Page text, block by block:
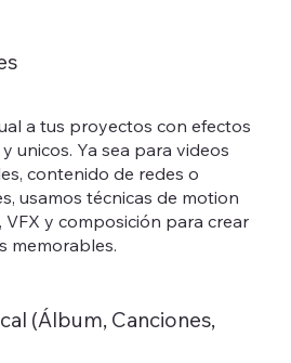
a tus proyectos con efectos
unicos. Ya sea para videos
contenido de redes o
usamos técnicas de motion
VFX y composición para crear
memorables.
(Álbum, Canciones,